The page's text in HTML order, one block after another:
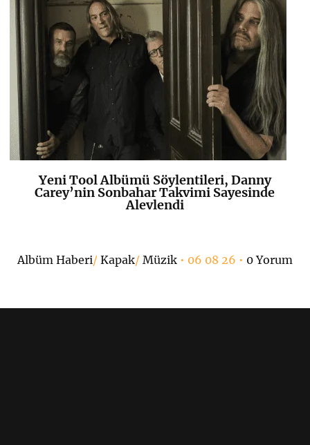
K+
Yeni Tool Albümü Söylentileri, Danny
Carey’nin Sonbahar Takvimi Sayesinde
Alevlendi
Albüm Haberi/ Kapak/ Müzik• 06 08 26 • 0 Yorum